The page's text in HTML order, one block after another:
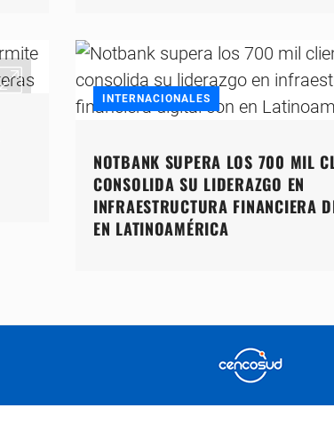
INTERNACIONALES
NOTBANK SUPERA LOS 700 MIL
CONSOLIDA SU LIDERAZGO EN
INFRAESTRUCTURA FINANCIERA
EN LATINOAMÉRICA